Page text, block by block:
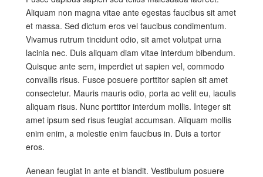
Aliquam non magna vitae ante egestas faucibus sit amet
et massa. Sed dictum eros vel faucibus condimentum.
Vivamus rutrum tincidunt odio, sit amet volutpat urna
lacinia nec. Duis aliquam diam vitae interdum bibendum.
Quisque ante sem, imperdiet ut sapien vel, commodo
convallis risus. Fusce posuere porttitor sapien sit amet
consectetur. Mauris mauris odio, porta ac velit eu, iaculis
aliquam risus. Nunc porttitor interdum mollis. Integer sit
amet ipsum sed risus feugiat accumsan. Aliquam mollis
enim enim, a molestie enim faucibus in. Duis a tortor
eros.
Aenean feugiat in ante et blandit. Vestibulum posuere